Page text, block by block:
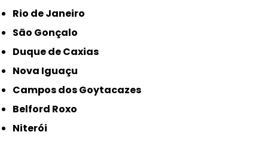
Rio de Janeiro
São Gonçalo
Duque de Caxias
Nova Iguaçu
Campos dos Goytacazes
Belford Roxo
Niterói